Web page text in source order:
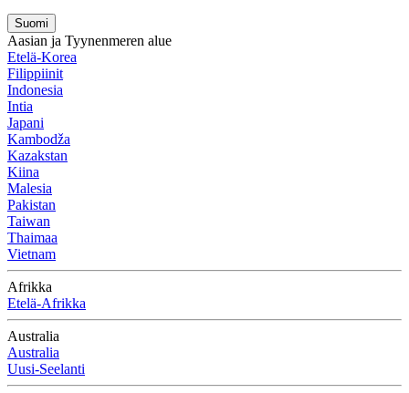
Suomi
Aasian ja Tyynenmeren alue
Etelä-Korea
Filippiinit
Indonesia
Intia
Japani
Kambodža
Kazakstan
Kiina
Malesia
Pakistan
Taiwan
Thaimaa
Vietnam
Afrikka
Etelä-Afrikka
Australia
Australia
Uusi-Seelanti